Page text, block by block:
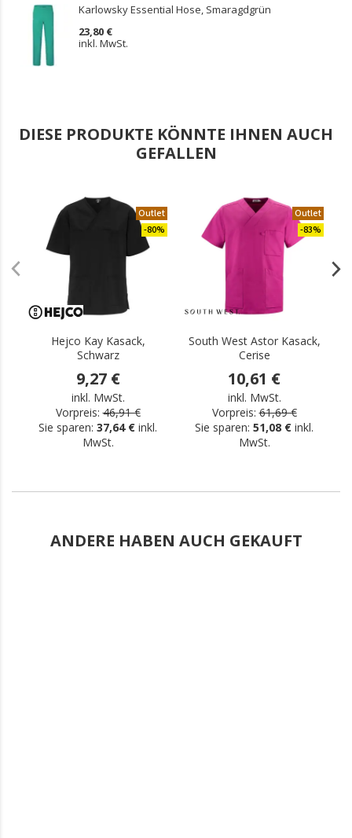
Karlowsky Essential Hose, Smaragdgrün
23,80 €
inkl. MwSt.
DIESE PRODUKTE KÖNNTE IHNEN AUCH
GEFALLEN
Outlet
-80%
Hejco Kay Kasack,
Schwarz
9,27 €
inkl. MwSt.
Vorpreis: 46,91 €
Sie sparen: 37,64 € inkl.
MwSt.
Outlet
-83%
South West Astor Kasack,
Cerise
10,61 €
inkl. MwSt.
Vorpreis: 61,69 €
Sie sparen: 51,08 € inkl.
MwSt.
ANDERE HABEN AUCH GEKAUFT